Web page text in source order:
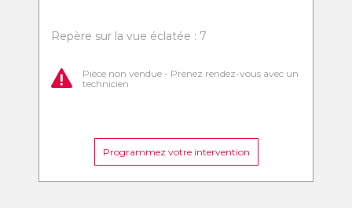
Repère sur la vue éclatée : 7
Pièce non vendue - Prenez rendez-vous avec un
technicien
Programmez votre intervention